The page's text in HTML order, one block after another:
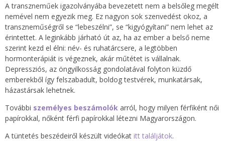
A transzneműek igazolványába bevezetett nem a belsőleg megélt
nemével nem egyezik meg. Ez nagyon sok szenvedést okoz, a
transzneműségről se “lebeszélni”, se “kigyógyítani” nem lehet az
érintettet. A leginkább járható út az, ha az ember a belső neme
szerint kezd el élni: név- és ruhatárcsere, a legtöbben
hormonterápiát is végeznek, akár műtétet is vállalnak.
Depressziós, az öngyilkosság gondolatával folyton küzdő
emberekből így felszabadult, boldog testvérek, munkatársak,
házastársak lehetnek.
További személyes beszámolók arról, hogy milyen férfiként női
papírokkal, nőként férfi papírokkal létezni Magyarországon.
A tüntetés beszédeiről készült videókat itt találjátok.